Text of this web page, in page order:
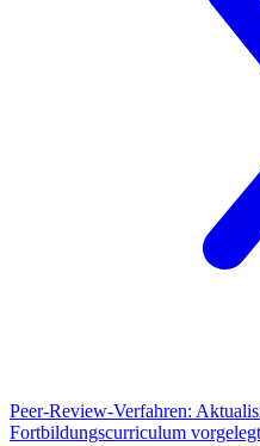
Peer-Review-Verfahren:
Fortbildungscurriculum vorgelegt